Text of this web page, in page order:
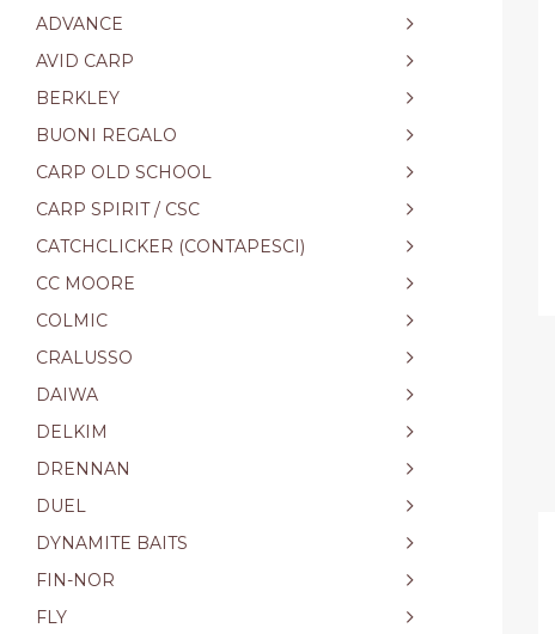
ADVANCE
AVID CARP
BERKLEY
BUONI REGALO
CARP OLD SCHOOL
CARP SPIRIT / CSC
CATCHCLICKER (CONTAPESCI)
CC MOORE
COLMIC
CRALUSSO
DAIWA
DELKIM
DRENNAN
DUEL
DYNAMITE BAITS
FIN-NOR
FLY